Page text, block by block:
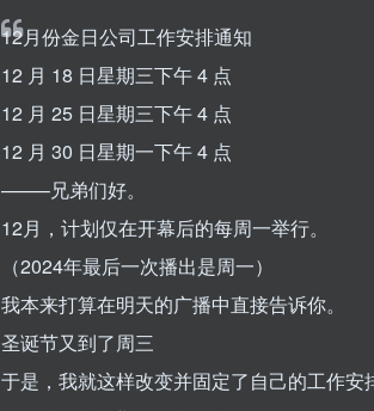
12月份金日公司工作安排通知
12 月 18 日星期三下午 4 点
12 月 25 日星期三下午 4 点
12 月 30 日星期一下午 4 点
——–兄弟们好。
12月，计划仅在开幕后的每周一举行。
（2024年最后一次播出是周一）
我本来打算在明天的广播中直接告诉你。
圣诞节又到了周三
于是，我就这样改变并固定了自己的工作安